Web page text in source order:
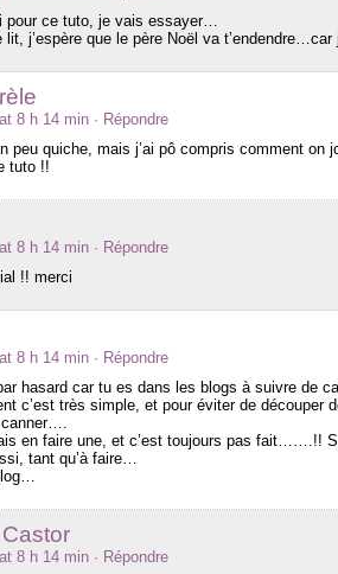
pour ce tuto, je vais essayer…
lit, j’espère que le père Noël va
8 h 14 min · Répondre
peu quiche, mais j’ai pô compris comment on
tuto !!
8 h 14 min · Répondre
!! merci
8 h 14 min · Répondre
hasard car tu es dans les blogs à suivre de
c’est très simple, et pour éviter de découper
en faire une, et c’est toujours pas fait…….!!
tant qu’à faire…
Castor
8 h 14 min · Répondre